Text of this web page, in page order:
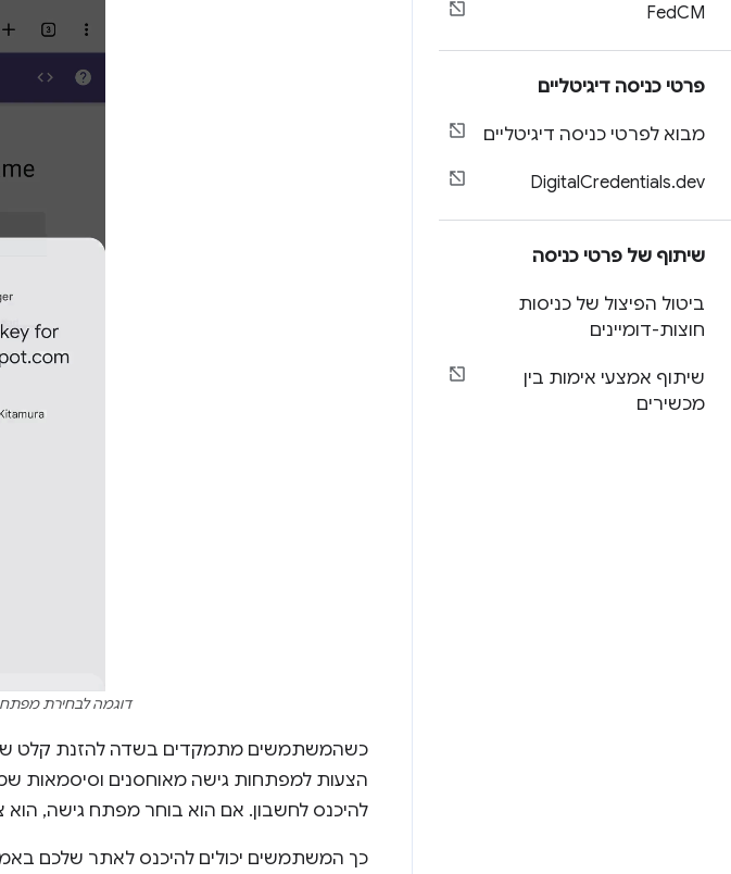
FedCM
פרטי כניסה דיגיטליים
מבוא לפרטי כניסה דיגיטליים
DigitalCredentials.dev
שיתוף של פרטי כניסה
ביטול הפיצול של כניסות
חוצות-דומיינים
שיתוף אמצעי אימות בין
מכשירים
דוגמה לבחירת מפתח
כשהמשתמשים מתמקדים בשדה להזנת קלט של
הצעות למפתחות גישה מאוחסנים וסיסמאות
להיכנס לחשבון. אם הוא בוחר מפתח גישה,
כך המשתמשים יכולים להיכנס לאתר שלכם